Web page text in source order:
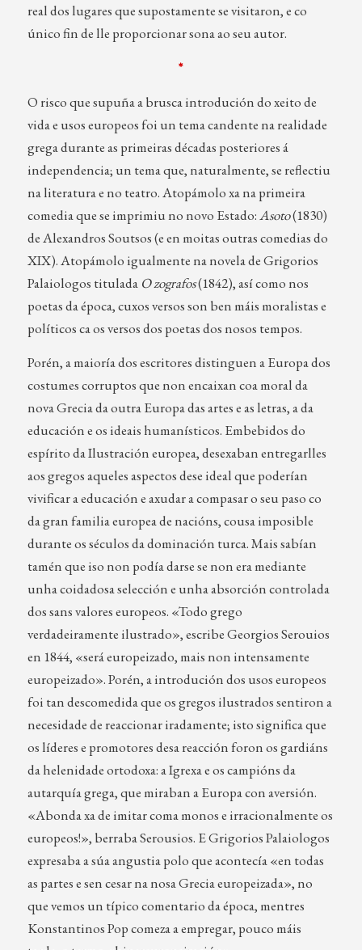
real dos lugares que supostamente se visitaron, e co
único fin de lle proporcionar sona ao seu autor.
*
O risco que supuña a brusca introdución do xeito de
vida e usos europeos foi un tema candente na realidade
grega durante as primeiras décadas posteriores á
independencia; un tema que, naturalmente, se reflectiu
na literatura e no teatro. Atopámolo xa na primeira
comedia que se imprimiu no novo Estado:Asoto(1830)
de Alexandros Soutsos (e en moitas outras comedias do
XIX). Atopámolo igualmente na novela de Grigorios
Palaiologos titulada O zografos(1842), así como nos
poetas da época, cuxos versos son ben máis moralistas e
políticos ca os versos dos poetas dos nosos tempos.
Porén, a maioría dos escritores distinguen a Europa dos
costumes corruptos que non encaixan coa moral da
nova Grecia da outra Europa das artes e as letras, a da
educación e os ideais humanísticos. Embebidos do
espírito da Ilustración europea, desexaban entregarlles
aos gregos aqueles aspectos dese ideal que poderían
vivificar a educación e axudar a compasar o seu paso co
da gran familia europea de nacións, cousa imposible
durante os séculos da dominación turca. Mais sabían
tamén que iso non podía darse se non era mediante
unha coidadosa selección e unha absorción controlada
dos sans valores europeos. «Todo grego
verdadeiramente ilustrado», escribe Georgios Serouios
en 1844, «será europeizado, mais non intensamente
europeizado». Porén, a introdución dos usos europeos
foi tan descomedida que os gregos ilustrados sentiron a
necesidade de reaccionar iradamente; isto significa que
os líderes e promotores desa reacción foron os gardiáns
da helenidade ortodoxa: a Igrexa e os campións da
autarquía grega, que miraban a Europa con aversión.
«Abonda xa de imitar coma monos e irracionalmente os
europeos!», berraba Serousios. E Grigorios Palaiologos
expresaba a súa angustia polo que acontecía «en todas
as partes e sen cesar na nosa Grecia europeizada», no
que vemos un típico comentario da época, mentres
Konstantinos Pop comeza a empregar, pouco máis